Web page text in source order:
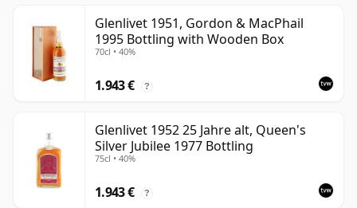
Glenlivet 1951, Gordon & MacPhail
1995 Bottling with Wooden Box
70cl • 40%
1.943 € ?
Glenlivet 1952 25 Jahre alt, Queen's
Silver Jubilee 1977 Bottling
75cl • 40%
1.943 € ?